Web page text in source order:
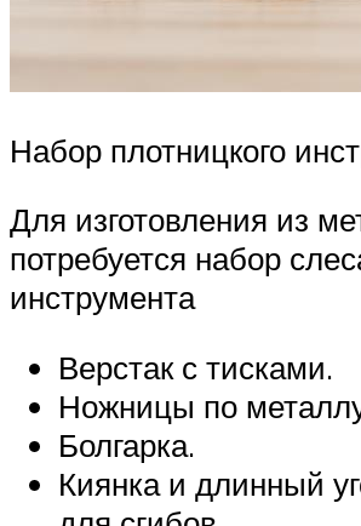
Набор плотницкого
Для изготовления из
потребуется набор
инструмента
Верстак с тисками.
Ножницы по
Болгарка.
Киянка и длинный